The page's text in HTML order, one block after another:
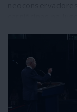
e Obama,
da
de Madeleine
guerra, por
corporativa
novo rumo dos
actual há que